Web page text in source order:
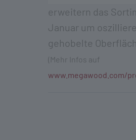
erweitern das
Januar um
gehobelte
(Mehr Infos auf
www.megawood.com/